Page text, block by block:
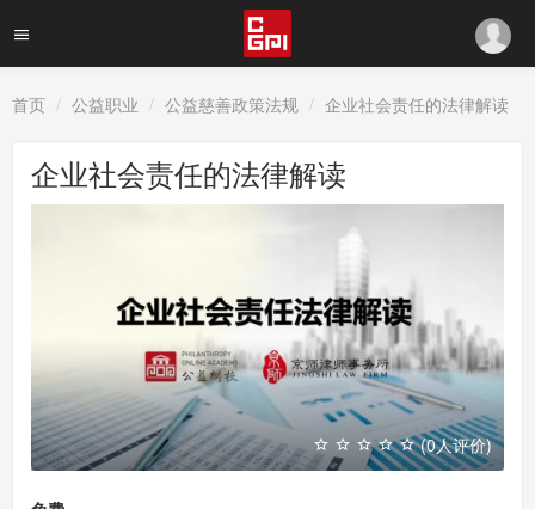
首页 公益职业 公益慈善政策法规 企业社会责任的法律解读
企业社会责任的法律解读
(0人评价)